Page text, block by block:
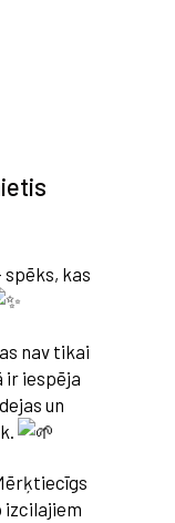
spēks, kas
nav tikai
ir iespēja
un
izcilajiem